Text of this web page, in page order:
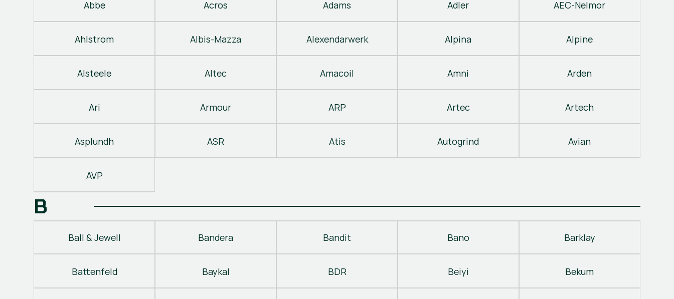
Abbe Acros Adams Adler AEC-Nelmor
Ahlstrom Albis-Mazza Alexendarwerk Alpina Alpine
Alsteele Altec Amacoil Amni Arden
Ari Armour ARP Artec Artech
Asplundh ASR Atis Autogrind Avian
AVP
B
Ball & Jewell Bandera Bandit Bano Barklay
Battenfeld Baykal BDR Beiyi Bekum